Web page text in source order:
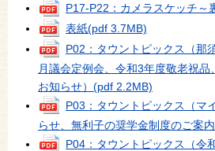
P17-P22：カメラスケッチ～
表紙(pdf 3.7MB)
P02：タウントピックス（那
月議会定例会、令和3年度敬老祝
お知らせ） (pdf 2.2MB)
P03：タウントピックス（マ
らせ、無利子の奨学金制度のご案内
P04：タウントピックス（令